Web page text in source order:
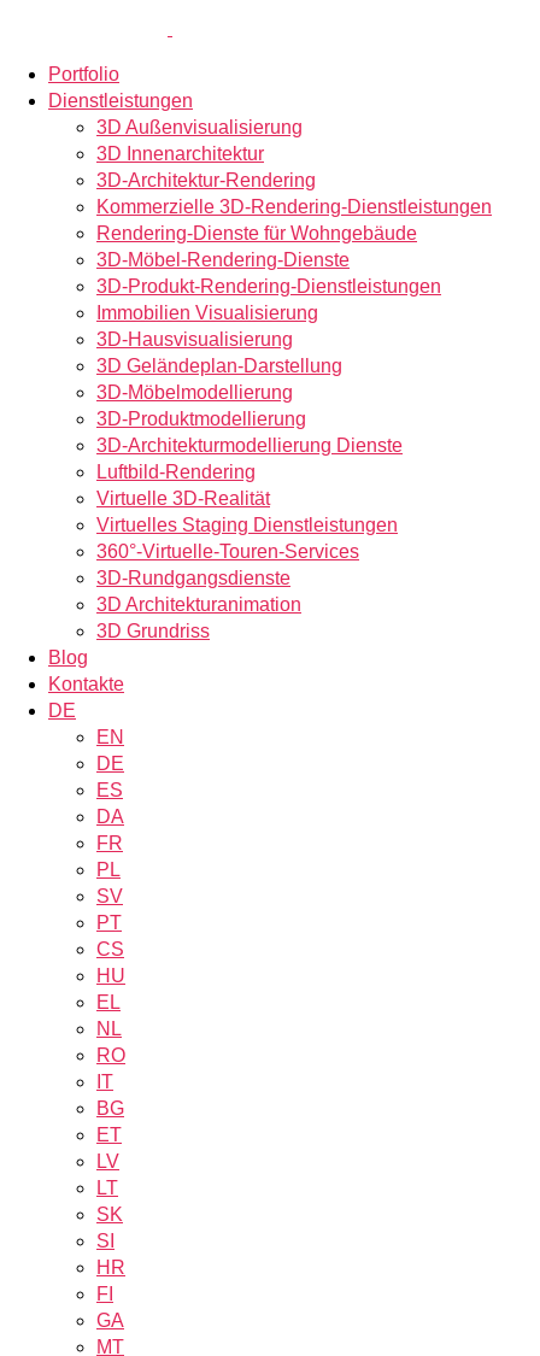
Portfolio
Dienstleistungen
3D Außenvisualisierung
3D Innenarchitektur
3D-Architektur-Rendering
Kommerzielle 3D-Rendering-Dienstleistungen
Rendering-Dienste für Wohngebäude
3D-Möbel-Rendering-Dienste
3D-Produkt-Rendering-Dienstleistungen
Immobilien Visualisierung
3D-Hausvisualisierung
3D Geländeplan-Darstellung
3D-Möbelmodellierung
3D-Produktmodellierung
3D-Architekturmodellierung Dienste
Luftbild-Rendering
Virtuelle 3D-Realität
Virtuelles Staging Dienstleistungen
360°-Virtuelle-Touren-Services
3D-Rundgangsdienste
3D Architekturanimation
3D Grundriss
Blog
Kontakte
DE
EN
DE
ES
DA
FR
PL
SV
PT
CS
HU
EL
NL
RO
IT
BG
ET
LV
LT
SK
SI
HR
FI
GA
MT